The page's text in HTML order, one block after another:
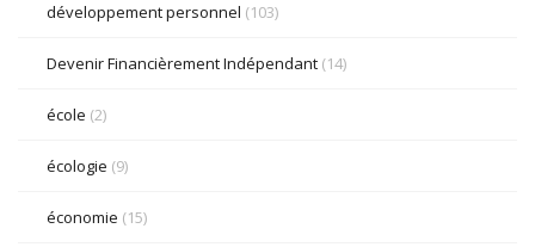
développement personnel (103)
Devenir Financièrement Indépendant (14)
école (2)
écologie (9)
économie (15)